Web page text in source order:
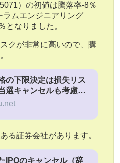
）の初値は騰落率-8％
ラムエンジニアリング
となりました。
クが非常に高いので、購
の下限決定は損失リス
選キャンセルも考慮し
る証券会社があります。
IPOのキャンセル（辞